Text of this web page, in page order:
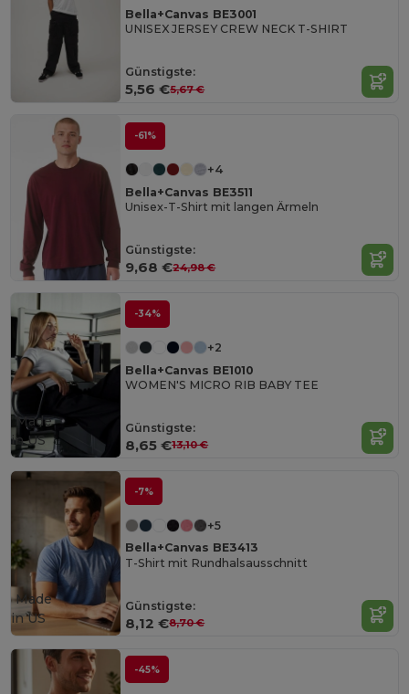
Bella+Canvas BE3001
UNISEX JERSEY CREW NECK T-SHIRT
Günstigste:
5,56 €5,67 €
-61%
+4
Bella+Canvas BE3511
Unisex-T-Shirt mit langen Ärmeln
Günstigste:
9,68 €24,98 €
-34%
+2
Bella+Canvas BE1010
WOMEN'S MICRO RIB BABY TEE
Günstigste:
8,65 €13,10 €
Made
in US
-7%
+5
Bella+Canvas BE3413
T-Shirt mit Rundhalsausschnitt
Günstigste:
8,12 €8,70 €
Made
in US
-45%